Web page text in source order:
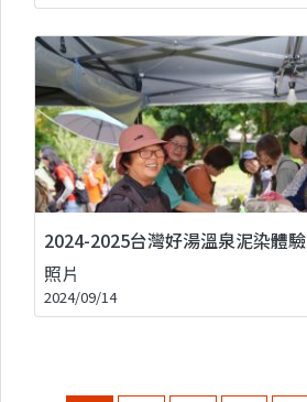
2024-2025台灣好湯溫泉泥染體驗
照片
2024/09/14